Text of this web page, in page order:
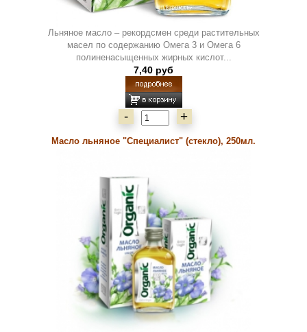
Льняное масло – рекордсмен среди растительных
масел по содержанию Омега 3 и Омега 6
полиненасыщенных жирных кислот...
7,40 руб
- +
Масло льняное "Специалист" (стекло), 250мл.